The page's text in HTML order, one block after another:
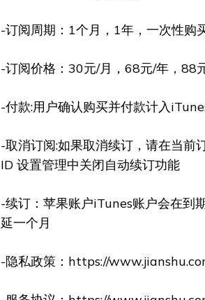
-订阅周期：1个月，1年，一次性购
-订阅价格：30元/月，68元/年，88
-付款:用户确认购买并付款计入
-取消订阅:如果取消续订，请在当
ID 设置管理中关闭自动续订功能
-续订：苹果账户iTunes账户会在到
延一个月
-隐私政策：https://